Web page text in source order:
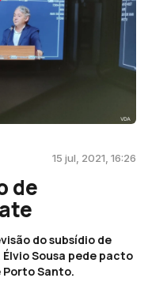
15 jul, 2021, 16:26
de
do subsídio de
Sousa pede pacto
Porto Santo.